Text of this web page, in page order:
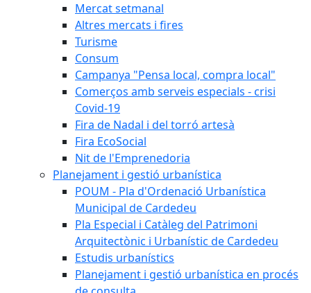
Mercat setmanal
Altres mercats i fires
Turisme
Consum
Campanya "Pensa local, compra local"
Comerços amb serveis especials - crisi
Covid-19
Fira de Nadal i del torró artesà
Fira EcoSocial
Nit de l'Emprenedoria
Planejament i gestió urbanística
POUM - Pla d'Ordenació Urbanística
Municipal de Cardedeu
Pla Especial i Catàleg del Patrimoni
Arquitectònic i Urbanístic de Cardedeu
Estudis urbanístics
Planejament i gestió urbanística en procés